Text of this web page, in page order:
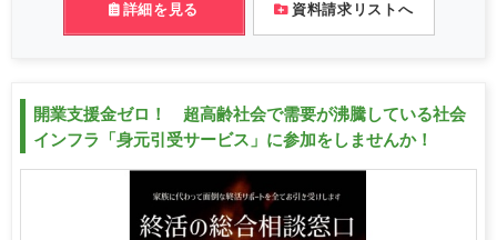
詳細を見る 資料請求リストへ
開業支援金ゼロ！ 超高齢社会で需要が沸騰している社会
インフラ「身元引受サービス」に参加をしませんか！